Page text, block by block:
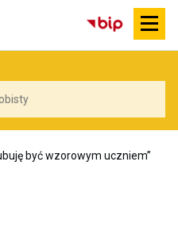
być wzorowym uczniem”